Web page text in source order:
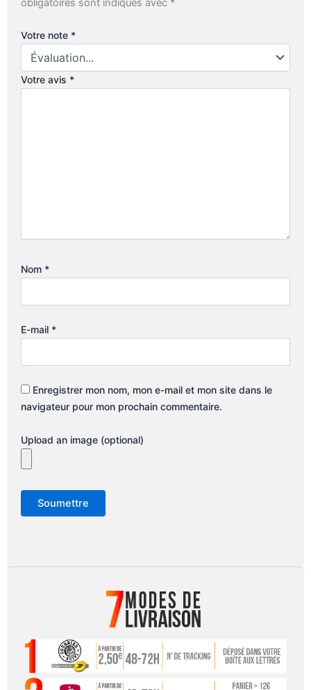
obligatoires sont indiqués avec *
Votre note *
Votre avis *
Nom *
E-mail *
Enregistrer mon nom, mon e-mail et mon site dans le
navigateur pour mon prochain commentaire.
Upload an image (optional)